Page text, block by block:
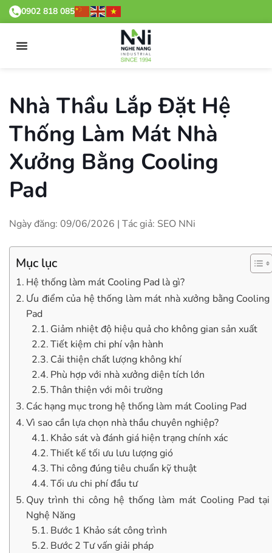
0902 818 085
Nhà Thầu Lắp Đặt Hệ
Thống Làm Mát Nhà
Xưởng Bằng Cooling
Pad
Ngày đăng: 09/06/2026 | Tác giả: SEO NNi
Mục lục
Hệ thống làm mát Cooling Pad là gì?
Ưu điểm của hệ thống làm mát nhà xưởng bằng Cooling
Pad
Giảm nhiệt độ hiệu quả cho không gian sản xuất
Tiết kiệm chi phí vận hành
Cải thiện chất lượng không khí
Phù hợp với nhà xưởng diện tích lớn
Thân thiện với môi trường
Các hạng mục trong hệ thống làm mát Cooling Pad
Vì sao cần lựa chọn nhà thầu chuyên nghiệp?
Khảo sát và đánh giá hiện trạng chính xác
Thiết kế tối ưu lưu lượng gió
Thi công đúng tiêu chuẩn kỹ thuật
Tối ưu chi phí đầu tư
Quy trình thi công hệ thống làm mát Cooling Pad tại
Nghệ Năng
Bước 1 Khảo sát công trình
Bước 2 Tư vấn giải pháp